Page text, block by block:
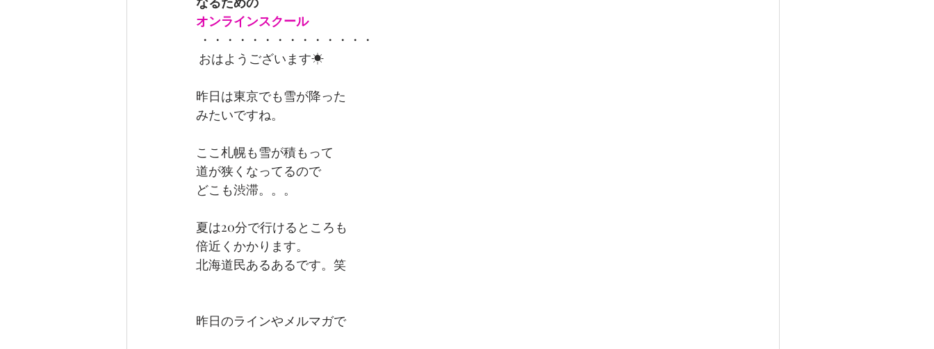
オンラインスクール
・・・・・・・・・・・・・・
おはようございます☀
昨日は東京でも雪が降った
みたいですね。
ここ札幌も雪が積もって
道が狭くなってるので
どこも渋滞。。。
夏は20分で行けるところも
倍近くかかります。
北海道民あるあるです。笑
昨日のラインやメルマガで